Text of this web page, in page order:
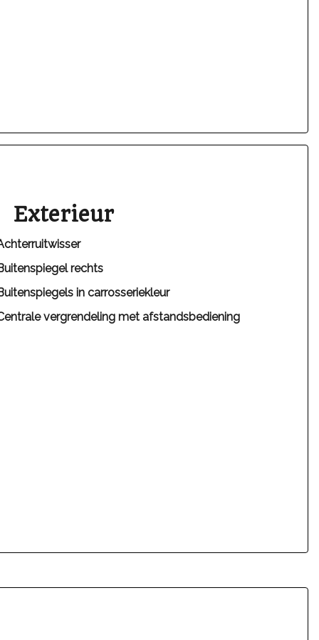
Exterieur
rechts
in carrosseriekleur
vergrendeling met afstandsbediening